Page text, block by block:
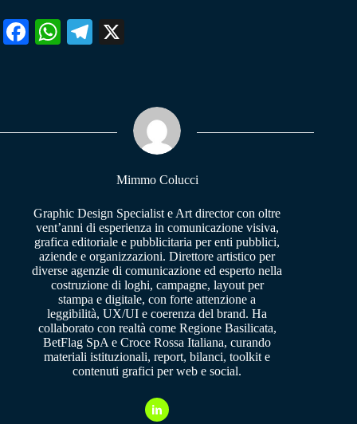
Fa W
pp
Te
m
Mimmo Colucci
Graphic Design Specialist e Art director con oltre
vent’anni di esperienza in comunicazione visiva,
grafica editoriale e pubblicitaria per enti pubblici,
aziende e organizzazioni. Direttore artistico per
diverse agenzie di comunicazione ed esperto nella
costruzione di loghi, campagne, layout per
stampa e digitale, con forte attenzione a
leggibilità, UX/UI e coerenza del brand. Ha
collaborato con realtà come Regione Basilicata,
BetFlag SpA e Croce Rossa Italiana, curando
materiali istituzionali, report, bilanci, toolkit e
contenuti grafici per web e social.